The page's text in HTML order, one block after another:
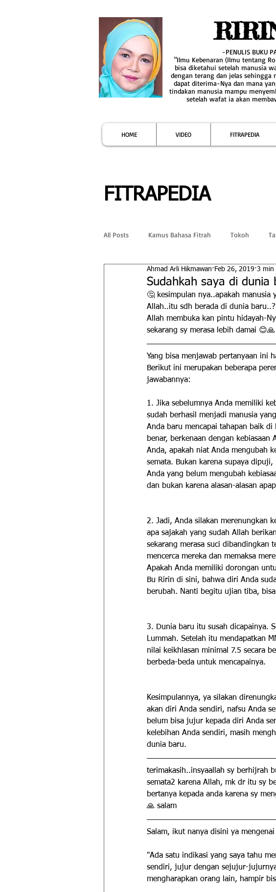
-PENULIS BUKU
"Ilmu Kebenaran (Ilmu tentang
bisa diketahui setelah manusia
dengan terang dan jelas sehingga
dapat diterima-Nya dan mana
tindakan manusia mampu
setelah wafat ia akan
HOME VIDEO FITRAPEDIA
FITRAPEDIA
All Posts Kamus Bahasa Fitrah Tokoh
Sudahkah saya di dunia
Ahmad Arli Hikmawan Feb 26, 2019 3 min
🤔 kesimpulan nya..apakah
Allah..itu sdh berada di dunia
Allah membuka kan pintu hidayah-
sekarang sy merasa lebih damai 😊🙏
Yang bisa menjawab pertanyaan ini
Berikut ini merupakan beberapa
jawabannya:
1. Jika sebelumnya Anda memiliki
sudah berhasil menjadi manusia
Anda baru mencapai tahapan baik di
benar, berkenaan dengan
Anda, apakah niat Anda mengubah
semata. Bukan karena supaya
Anda yang belum mengubah
dan bukan karena alasan-alasan
2. Jadi, Anda silakan merenungkan
apa sajakah yang sudah Allah
sekarang merasa suci dibandingkan
mencerca mereka dan memaksa
Apakah Anda memiliki dorongan
Bu Ririn di sini, bahwa diri Anda
berubah. Nanti begitu ujian tiba,
3. Dunia baru itu susah dicapainya.
Lummah. Setelah itu mendapatkan
nilai keikhlasan minimal 7.5 secara
berbeda-beda untuk mencapainya.
Kesimpulannya, ya silakan
akan diri Anda sendiri, nafsu Anda
belum bisa jujur kepada diri Anda
kelebihan Anda sendiri, masih
dunia baru.
terimakasih..insyaallah sy berhijrah
semata2 karena Allah, mk dr itu sy
bertanya kepada anda karena sy
🙏 salam
Salam, ikut nanya disini ya
"Ada satu indikasi yang saya tahu
sendiri, jujur dengan sejujur-
mengharapkan orang lain, hampir